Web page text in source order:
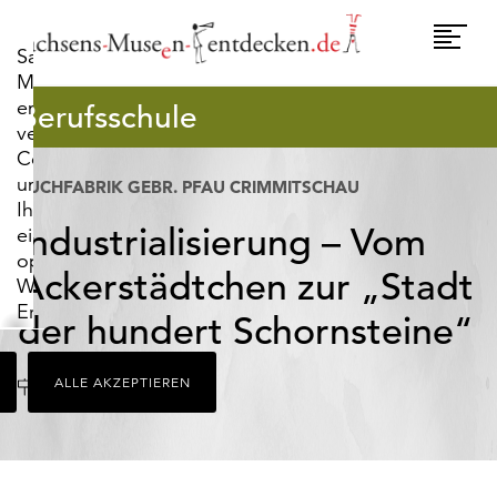
Sachsens-
Museen-
entdecken.de
verwendet
Cookies,
um
Ihnen
ein
optimales
Webseiten-
Erlebnis
zu
bieten.
Dazu
zählen
die
ALLE AKZEPTIEREN
Berufsschule
TUCHFABRIK GEBR. PFAU CRIMMITSCHAU
Industrialisierung – Vom
Ackerstädtchen zur „Stadt
der hundert Schornsteine“
Ort Crimmitschau